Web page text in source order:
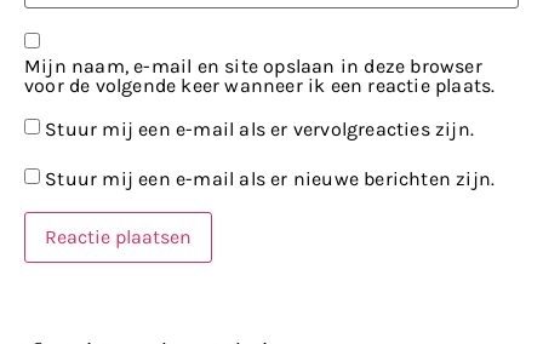
Mijn naam, e-mail en site opslaan in deze browser
voor de volgende keer wanneer ik een reactie plaats.
Stuur mij een e-mail als er vervolgreacties zijn.
Stuur mij een e-mail als er nieuwe berichten zijn.